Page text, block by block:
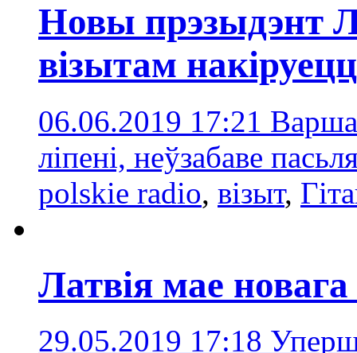
Новы прэзыдэнт
візытам
06.06.2019 17:21
ліпені, неўзабаве
polskie radio, візыт,
Латвія мае
29.05.2019 17:18